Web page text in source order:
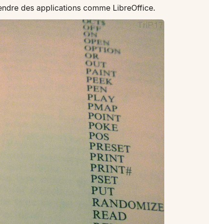
des applications comme LibreOffice.